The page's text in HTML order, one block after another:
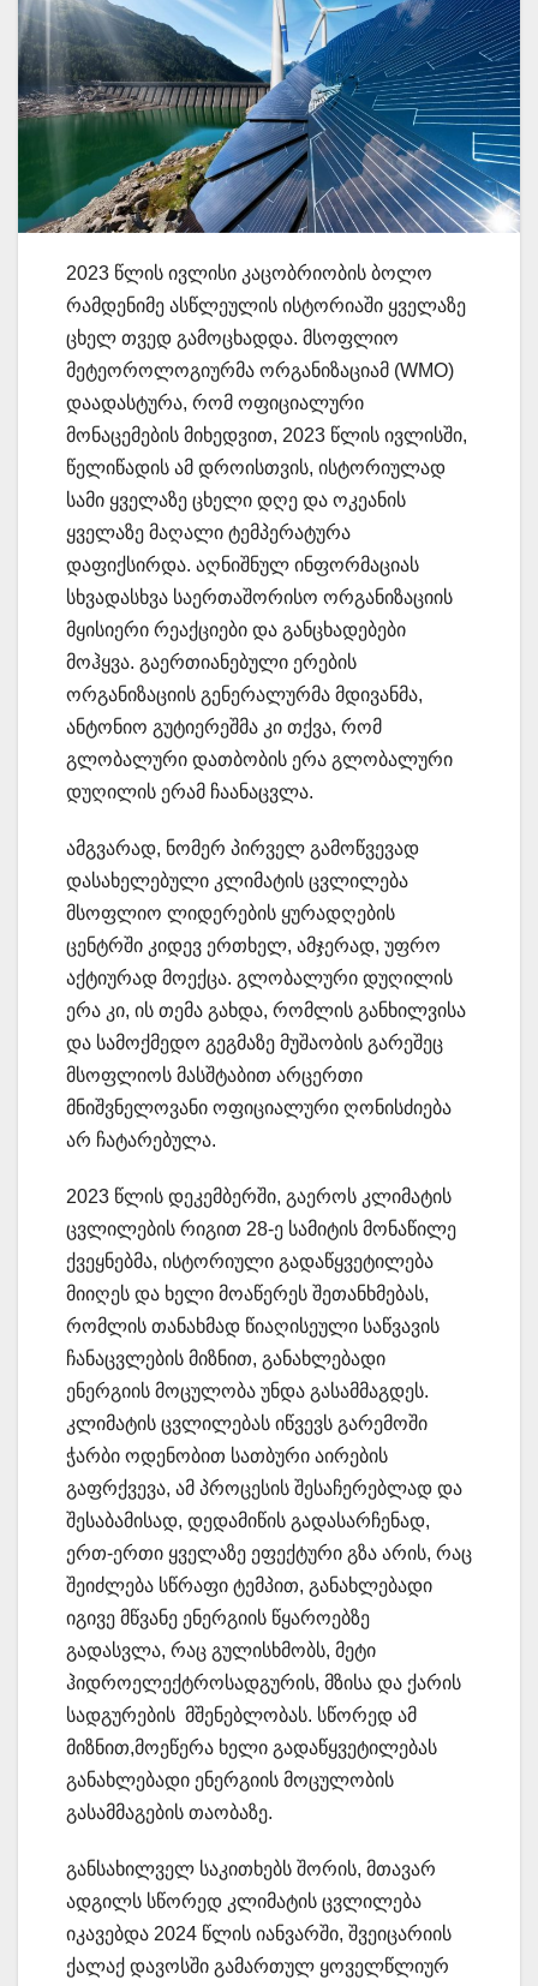
2023 წლის ივლისი კაცობრიობის ბოლო
რამდენიმე ასწლეულის ისტორიაში ყველაზე
ცხელ თვედ გამოცხადდა. მსოფლიო
მეტეოროლოგიურმა ორგანიზაციამ (WMO)
დაადასტურა, რომ ოფიციალური
მონაცემების მიხედვით, 2023 წლის ივლისში,
წელიწადის ამ დროისთვის, ისტორიულად
სამი ყველაზე ცხელი დღე და ოკეანის
ყველაზე მაღალი ტემპერატურა
დაფიქსირდა. აღნიშნულ ინფორმაციას
სხვადასხვა საერთაშორისო ორგანიზაციის
მყისიერი რეაქციები და განცხადებები
მოჰყვა. გაერთიანებული ერების
ორგანიზაციის გენერალურმა მდივანმა,
ანტონიო გუტიერეშმა კი თქვა, რომ
გლობალური დათბობის ერა გლობალური
დუღილის ერამ ჩაანაცვლა.
ამგვარად, ნომერ პირველ გამოწვევად
დასახელებული კლიმატის ცვლილება
მსოფლიო ლიდერების ყურადღების
ცენტრში კიდევ ერთხელ, ამჯერად, უფრო
აქტიურად მოექცა. გლობალური დუღილის
ერა კი, ის თემა გახდა, რომლის განხილვისა
და სამოქმედო გეგმაზე მუშაობის გარეშეც
მსოფლიოს მასშტაბით არცერთი
მნიშვნელოვანი ოფიციალური ღონისძიება
არ ჩატარებულა.
2023 წლის დეკემბერში, გაეროს კლიმატის
ცვლილების რიგით 28-ე სამიტის მონაწილე
ქვეყნებმა, ისტორიული გადაწყვეტილება
მიიღეს და ხელი მოაწერეს შეთანხმებას,
რომლის თანახმად წიაღისეული საწვავის
ჩანაცვლების მიზნით, განახლებადი
ენერგიის მოცულობა უნდა გასამმაგდეს.
კლიმატის ცვლილებას იწვევს გარემოში
ჭარბი ოდენობით სათბური აირების
გაფრქვევა, ამ პროცესის შესაჩერებლად და
შესაბამისად, დედამიწის გადასარჩენად,
ერთ-ერთი ყველაზე ეფექტური გზა არის, რაც
შეიძლება სწრაფი ტემპით, განახლებადი
იგივე მწვანე ენერგიის წყაროებზე
გადასვლა, რაც გულისხმობს, მეტი
ჰიდროელექტროსადგურის, მზისა და ქარის
სადგურების მშენებლობას. სწორედ ამ
მიზნით,მოეწერა ხელი გადაწყვეტილებას
განახლებადი ენერგიის მოცულობის
გასამმაგების თაობაზე.
განსახილველ საკითხებს შორის, მთავარ
ადგილს სწორედ კლიმატის ცვლილება
იკავებდა 2024 წლის იანვარში, შვეიცარიის
ქალაქ დავოსში გამართულ ყოველწლიურ